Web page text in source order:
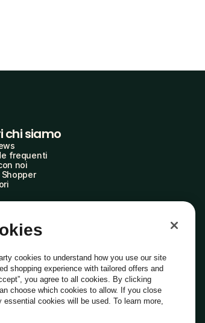
chi siamo
frequenti
noi
Italiano
cookies to understand how you use our site
shopping experience with tailored offers and
you agree to all cookies. By clicking
choose which cookies to allow. If you close
essential cookies will be used. To learn more,